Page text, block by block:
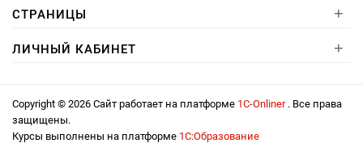
СТРАНИЦЫ +
ЛИЧНЫЙ КАБИНЕТ +
Copyright © 2026 Сайт работает на платформе 1С-Onliner . Все права
защищены.
Курсы выполнены на платформе 1С:Образование